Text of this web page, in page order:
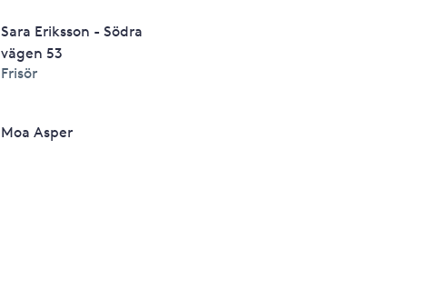
Sara Eriksson - Södra
vägen 53
Frisör
Moa Asper